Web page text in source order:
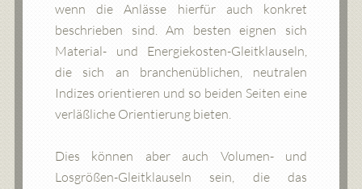
wenn die Anlässe hierfür auch konkret
beschrieben sind. Am besten eignen sich
Material- und Energiekosten-Gleitklauseln,
die sich an branchenüblichen, neutralen
Indizes orientieren und so beiden Seiten eine
verläßliche Orientierung bieten.
Dies können aber auch Volumen- und
Losgrößen-Gleitklauseln sein, die das